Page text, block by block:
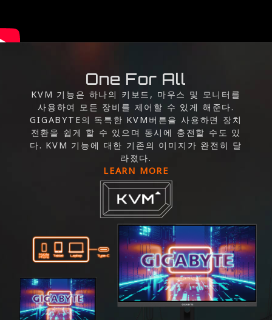
One For All
KVM 기능은 하나의 키보드, 마우스 및 모니터를
사용하여 모든 장비를 제어할 수 있게 해준다.
GIGABYTE의 독특한 KVM버튼을 사용하면 장치
전환을 쉽게 할 수 있으며 동시에 충전할 수도 있
다. KVM 기능에 대한 기존의 이미지가 완전히 달
라졌다.
LEARN MORE